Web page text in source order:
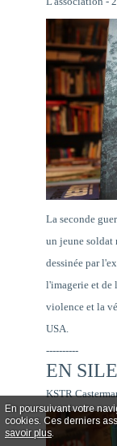
En poursuivant votre
cookies. Ces derniers
savoir plus.
La seconde
un jeune soldat
dessinée par
l'imagerie et de
violence et la
USA.
----------
EN
KSTR